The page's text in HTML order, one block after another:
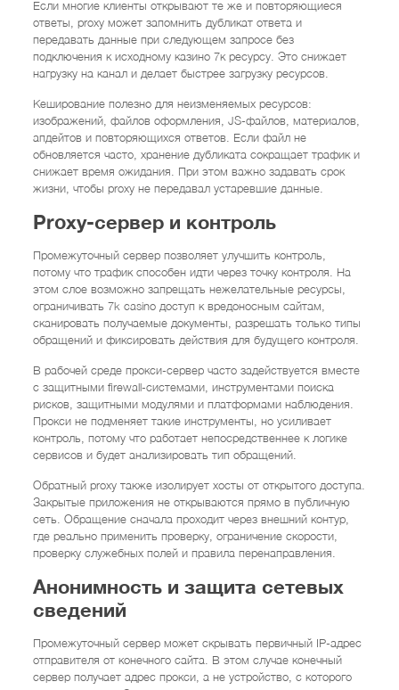
Если многие клиенты открывают те же и повторяющиеся
ответы, proxy может запомнить дубликат ответа и
передавать данные при следующем запросе без
подключения к исходному казино 7к ресурсу. Это снижает
нагрузку на канал и делает быстрее загрузку ресурсов.
Кеширование полезно для неизменяемых ресурсов:
изображений, файлов оформления, JS-файлов, материалов,
апдейтов и повторяющихся ответов. Если файл не
обновляется часто, хранение дубликата сокращает трафик и
снижает время ожидания. При этом важно задавать срок
жизни, чтобы proxy не передавал устаревшие данные.
Proxy-сервер и контроль
Промежуточный сервер позволяет улучшить контроль,
потому что трафик способен идти через точку контроля. На
этом слое возможно запрещать нежелательные ресурсы,
ограничивать 7k casino доступ к вредоносным сайтам,
сканировать получаемые документы, разрешать только типы
обращений и фиксировать действия для будущего контроля.
В рабочей среде прокси-сервер часто задействуется вместе
с защитными firewall-системами, инструментами поиска
рисков, защитными модулями и платформами наблюдения.
Прокси не подменяет такие инструменты, но усиливает
контроль, потому что работает непосредственнее к логике
сервисов и будет анализировать тип обращений.
Обратный proxy также изолирует хосты от открытого доступа.
Закрытые приложения не открываются прямо в публичную
сеть. Обращение сначала проходит через внешний контур,
где реально применить проверку, ограничение скорости,
проверку служебных полей и правила перенаправления.
Анонимность и защита сетевых
сведений
Промежуточный сервер может скрывать первичный IP-адрес
отправителя от конечного сайта. В этом случае конечный
сервер получает адрес прокси, а не устройство, с которого